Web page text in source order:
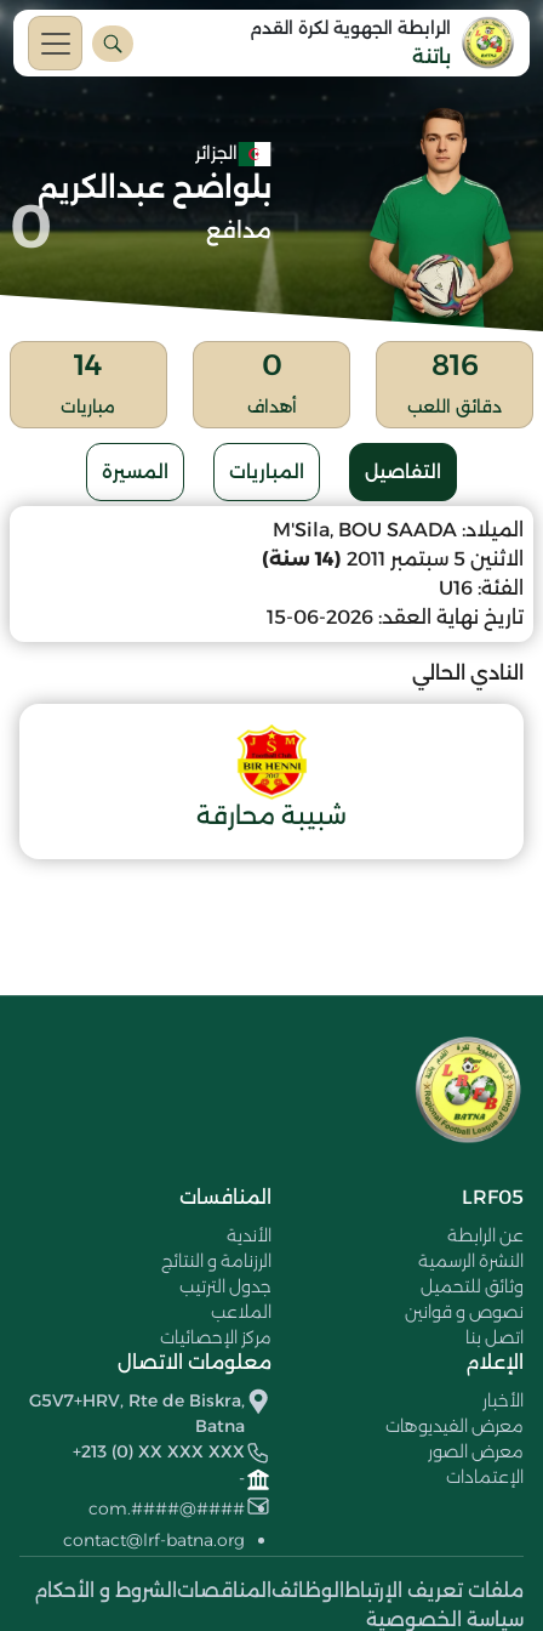
الرابطة الجهوية لكرة القدم
باتنة
الجزائر
بلواضح عبدالكريم
مدافع 0
816
دقائق اللعب
0
أهداف
14
مباريات
التفاصيل المباريات المسيرة
الميلاد: M'Sila, BOU SAADA
الاثنين 5 سبتمبر 2011
(14 سنة)
الفئة: U16
تاريخ نهاية العقد: 2026-06-15
النادي الحالي
شبيبة محارقة
LRF05
عن الرابطة
النشرة الرسمية
وثائق للتحميل
نصوص و قوانين
اتصل بنا
المنافسات
الأندية
الرزنامة و النتائج
جدول الترتيب
الملاعب
مركز الإحصائيات
الإعلام
الأخبار
معرض الفيديوهات
معرض الصور
الإعتمادات
معلومات الاتصال
G5V7+HRV, Rte de Biskra,
Batna
+213 (0) XX XXX XXX
-
####@####.com
contact@lrf-batna.org
ملفات تعريف الإرتباط الوظائف المناقصات الشروط و الأحكام
سياسة الخصوصية